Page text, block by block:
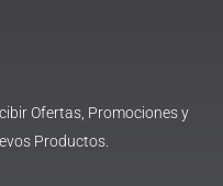
Ofertas, Promociones y
Productos.